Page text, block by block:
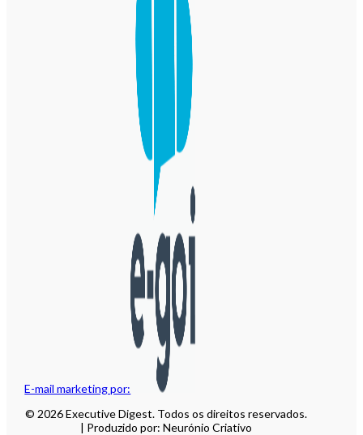
E-mail marketing por:
© 2026 Executive Digest. Todos os direitos reservados.
| Produzido por: Neurónio Criativo